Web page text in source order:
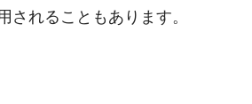
されることもあります。